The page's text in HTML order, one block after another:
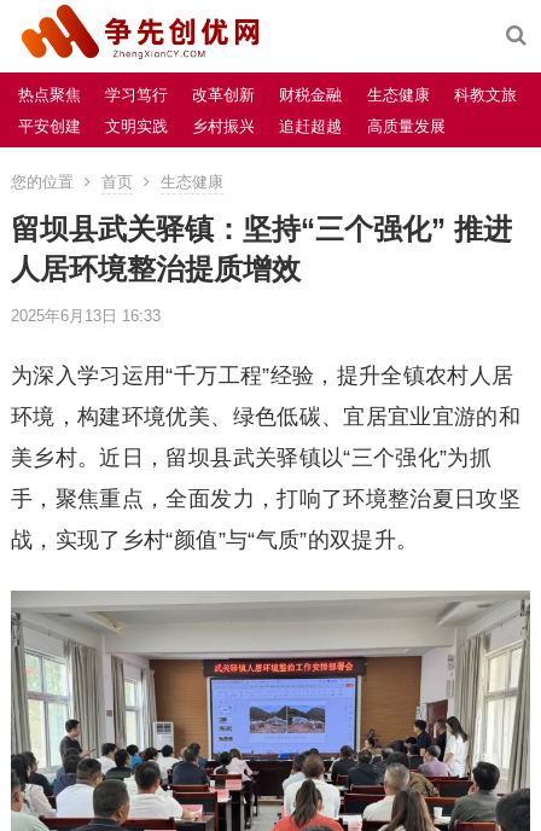
热点聚焦 学习笃行 改革创新 财税金融 生态健康
科教文旅
平安创建
文明实践 乡村振兴 追赶超越 高质量发展
您的位置 首页 生态健康
留坝县武关驿镇：坚持“三个强化” 推进
人居环境整治提质增效
2025年6月13日 16:33
为深入学习运用“千万工程”经验，提升全镇农村人居
环境，构建环境优美、绿色低碳、宜居宜业宜游的和
美乡村。近日，留坝县武关驿镇以“三个强化”为抓
手，聚焦重点，全面发力，打响了环境整治夏日攻坚
战，实现了乡村“颜值”与“气质”的双提升。